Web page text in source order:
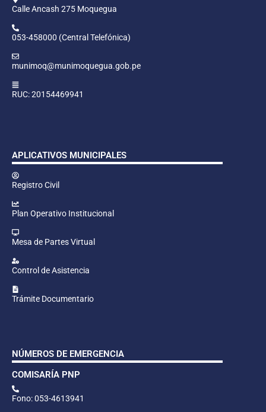
Calle Ancash 275 Moquegua
053-458000 (Central Telefónica)
munimoq@munimoquegua.gob.pe
RUC: 20154469941
APLICATIVOS MUNICIPALES
Registro Civil
Plan Operativo Institucional
Mesa de Partes Virtual
Control de Asistencia
Trámite Documentario
NÚMEROS DE EMERGENCIA
COMISARÍA PNP
Fono: 053-4613941